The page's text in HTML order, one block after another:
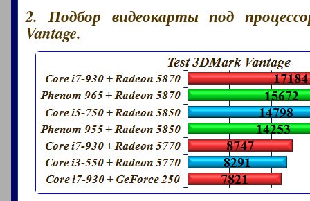
2. Подбор видеокарты под
Vantage.